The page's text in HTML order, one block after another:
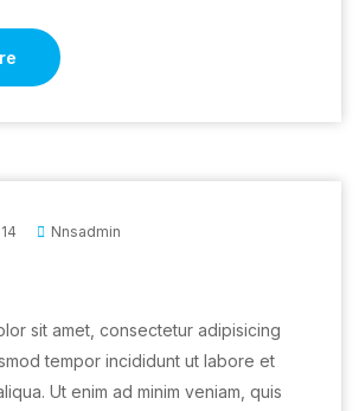
Nnsadmin
sit amet, consectetur adipisicing
tempor incididunt ut labore et
Ut enim ad minim veniam, quis